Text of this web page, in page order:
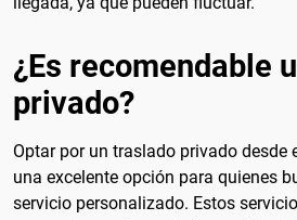
¿Es recomendable
privado?
Optar por un traslado privado desde
una excelente opción para quienes
servicio personalizado. Estos